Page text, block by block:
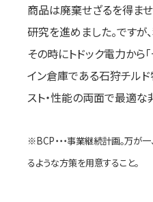
商品は廃棄せざるを得ま
研究を進めました。ですが
その時にトドック電力から
イン倉庫である石狩チル
スト・性能の両面で最適
※BCP・・・事業継続計画。万が
るような方策を用意すること。